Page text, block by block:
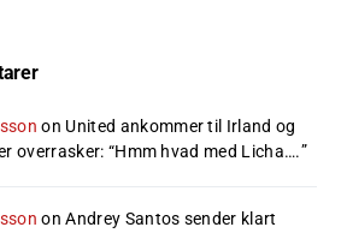
on United ankommer til Irland og
overrasker: “Hmm hvad med Licha….”
onAndrey Santos sender klart